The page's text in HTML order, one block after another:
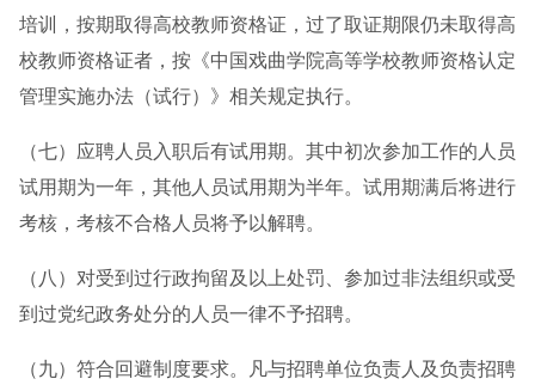
培训，按期取得高校教师资格证，过了取证期限仍未取得高
校教师资格证者，按《中国戏曲学院高等学校教师资格认定
管理实施办法（试行）》相关规定执行。
（七）应聘人员入职后有试用期。其中初次参加工作的人员
试用期为一年，其他人员试用期为半年。试用期满后将进行
考核，考核不合格人员将予以解聘。
（八）对受到过行政拘留及以上处罚、参加过非法组织或受
到过党纪政务处分的人员一律不予招聘。
（九）符合回避制度要求。凡与招聘单位负责人及负责招聘